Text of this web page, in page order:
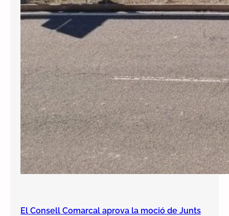
El Consell Comarcal aprova la moció de Junts